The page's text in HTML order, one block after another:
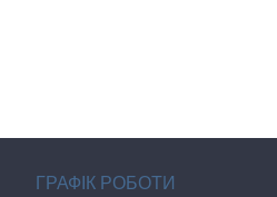
ГРАФІК РОБОТИ